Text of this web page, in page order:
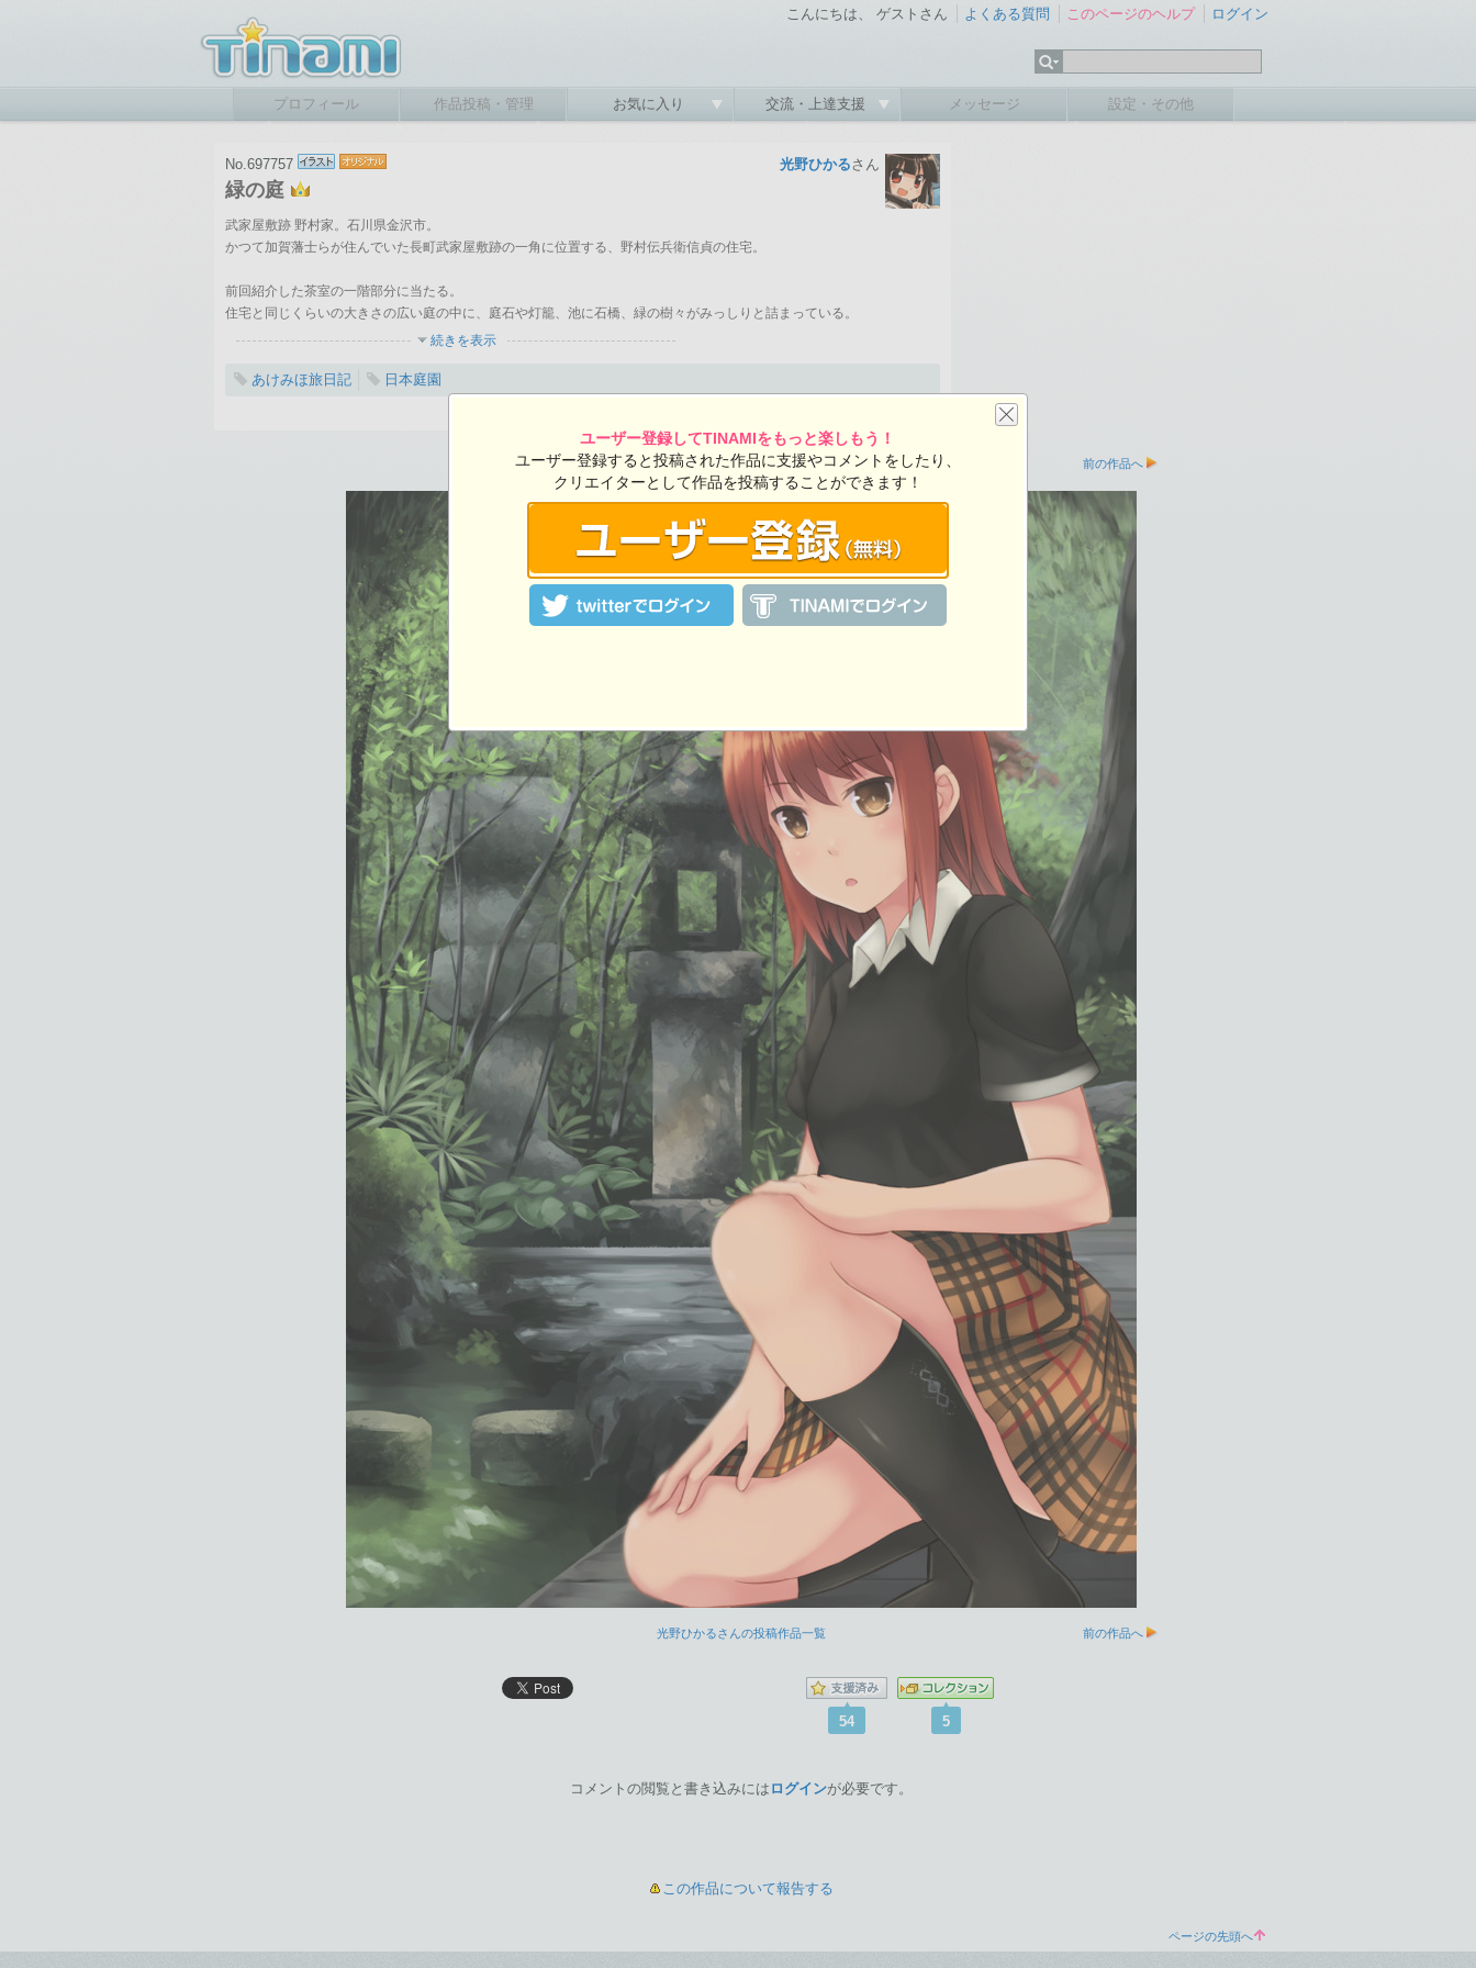
こんにちは、 ゲストさん よくある質問 このページのヘルプ ログイン
プロフィール 作品投稿・管理 お気に入り 交流・上達支援 メッセージ 設定・その他
No.697757
緑の庭
光野ひかるさん
武家屋敷跡 野村家。石川県金沢市。
かつて加賀藩士らが住んでいた長町武家屋敷跡の一角に位置する、野村伝兵衛信貞の住宅。
前回紹介した茶室の一階部分に当たる。
住宅と同じくらいの大きさの広い庭の中に、庭石や灯籠、池に石橋、緑の樹々がみっしりと詰まっている。
続きを表示
あけみほ旅日記 日本庭園
光野ひかるさんの投稿作品一覧 前の作品へ
総閲覧数：1725 閲覧ユーザー数：1660
光野ひかるさんの投稿作品一覧 前の作品へ
54 5
コメントの閲覧と書き込みには ログインが必要です。
この作品について報告する
ページの先頭へ
ユーザー登録してTINAMIをもっと楽しもう！
ユーザー登録すると投稿された作品に支援やコメントをしたり、
クリエイターとして作品を投稿することができます！